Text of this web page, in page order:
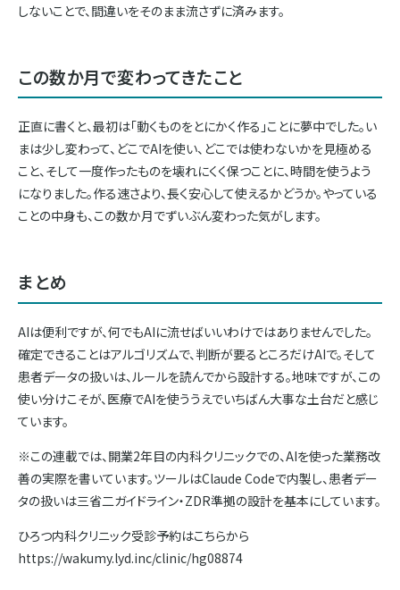
しないことで、間違いをそのまま流さずに済みます。
この数か月で変わってきたこと
正直に書くと、最初は「動くものをとにかく作る」ことに夢中でした。い
まは少し変わって、どこでAIを使い、どこでは使わないかを見極める
こと、そして一度作ったものを壊れにくく保つことに、時間を使うよう
になりました。作る速さより、長く安心して使えるかどうか。やっている
ことの中身も、この数か月でずいぶん変わった気がします。
まとめ
AIは便利ですが、何でもAIに流せばいいわけではありませんでした。
確定できることはアルゴリズムで、判断が要るところだけAIで。そして
患者データの扱いは、ルールを読んでから設計する。地味ですが、この
使い分けこそが、医療でAIを使ううえでいちばん大事な土台だと感じ
ています。
※この連載では、開業2年目の内科クリニックでの、AIを使った業務改
善の実際を書いています。ツールはClaude Codeで内製し、患者デー
タの扱いは三省二ガイドライン・ZDR準拠の設計を基本にしています。
ひろつ内科クリニック受診予約はこちらから
https://wakumy.lyd.inc/clinic/hg08874